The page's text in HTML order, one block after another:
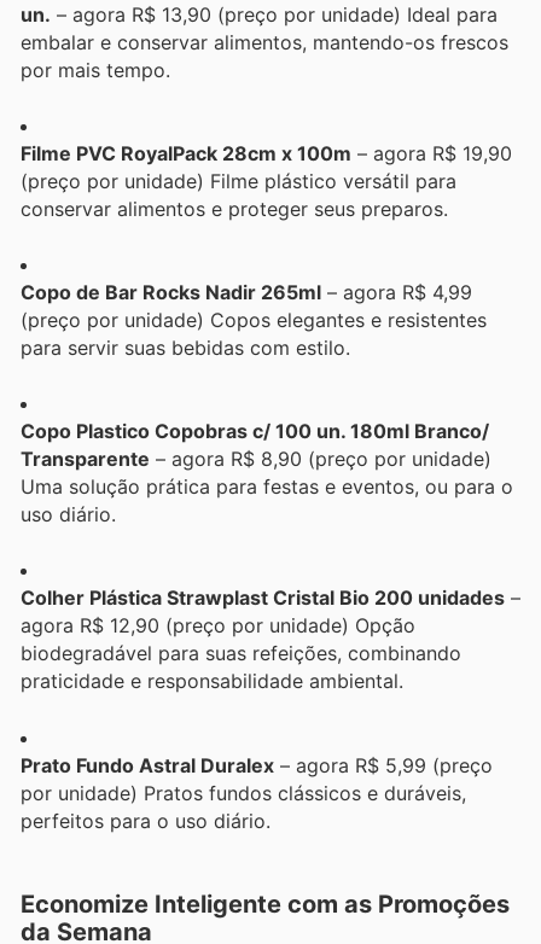
un. – agora R$ 13,90 (preço por unidade) Ideal para
embalar e conservar alimentos, mantendo-os frescos
por mais tempo.
Filme PVC RoyalPack 28cm x 100m – agora R$ 19,90
(preço por unidade) Filme plástico versátil para
conservar alimentos e proteger seus preparos.
Copo de Bar Rocks Nadir 265ml – agora R$ 4,99
(preço por unidade) Copos elegantes e resistentes
para servir suas bebidas com estilo.
Copo Plastico Copobras c/ 100 un. 180ml Branco/
Transparente – agora R$ 8,90 (preço por unidade)
Uma solução prática para festas e eventos, ou para o
uso diário.
Colher Plástica Strawplast Cristal Bio 200 unidades –
agora R$ 12,90 (preço por unidade) Opção
biodegradável para suas refeições, combinando
praticidade e responsabilidade ambiental.
Prato Fundo Astral Duralex – agora R$ 5,99 (preço
por unidade) Pratos fundos clássicos e duráveis,
perfeitos para o uso diário.
Economize Inteligente com as Promoções
da Semana